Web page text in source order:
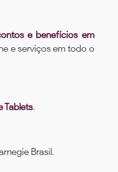
e benefícios em
e serviços em todo o
Tablets.
Brasil.